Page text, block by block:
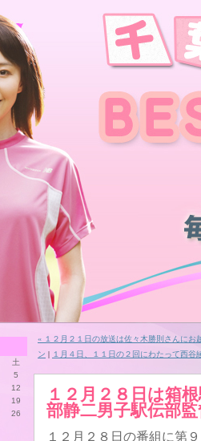
土
5
12
19
26
« １２月２１日の放送は佐々木勝則さんに
ン | １月４日、１１日の２回にわたって西谷
１２月２８日は箱
部静二男子駅伝部
１２月２８日の番組に第